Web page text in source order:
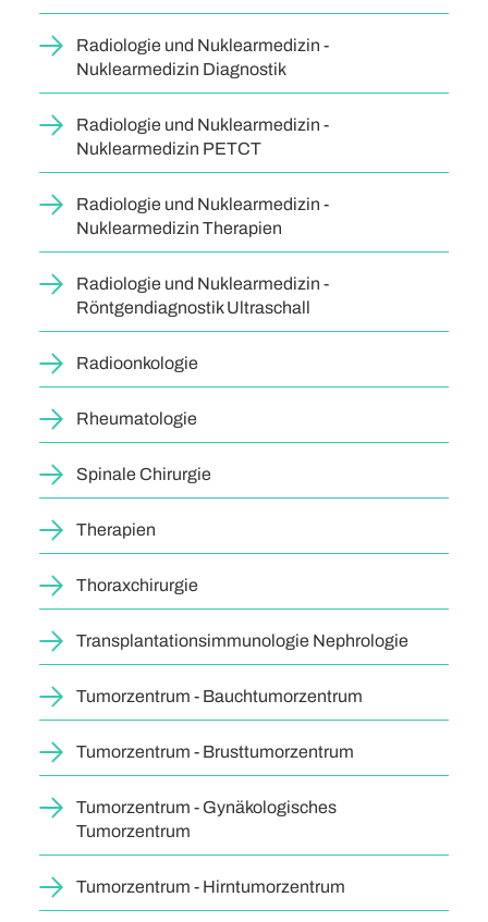
Radiologie und Nuklearmedizin -
Nuklearmedizin Diagnostik
Radiologie und Nuklearmedizin -
Nuklearmedizin PETCT
Radiologie und Nuklearmedizin -
Nuklearmedizin Therapien
Radiologie und Nuklearmedizin -
Röntgendiagnostik Ultraschall
Radioonkologie
Rheumatologie
Spinale Chirurgie
Therapien
Thoraxchirurgie
Transplantationsimmunologie Nephrologie
Tumorzentrum - Bauchtumorzentrum
Tumorzentrum - Brusttumorzentrum
Tumorzentrum - Gynäkologisches
Tumorzentrum
Tumorzentrum - Hirntumorzentrum